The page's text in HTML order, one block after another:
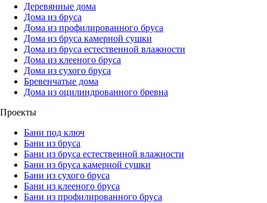
Деревянные дома
Дома из бруса
Дома из профилированного бруса
Дома из бруса камерной сушки
Дома из бруса естественной влажности
Дома из клееного бруса
Дома из сухого бруса
Бревенчатые дома
Дома из оцилиндрованного бревна
Проекты
Бани под ключ
Бани из бруса
Бани из бруса естественной влажности
Бани из бруса камерной сушки
Бани из сухого бруса
Бани из клееного бруса
Бани из профилированного бруса